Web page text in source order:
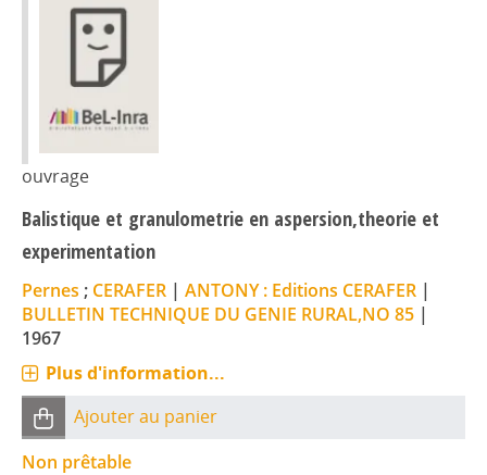
ouvrage
Balistique et granulometrie en aspersion,theorie et
experimentation
Pernes ; CERAFER | ANTONY : Editions CERAFER |
BULLETIN TECHNIQUE DU GENIE RURAL,NO 85 |
1967
Plus d'information...
Ajouter au panier
Non prêtable